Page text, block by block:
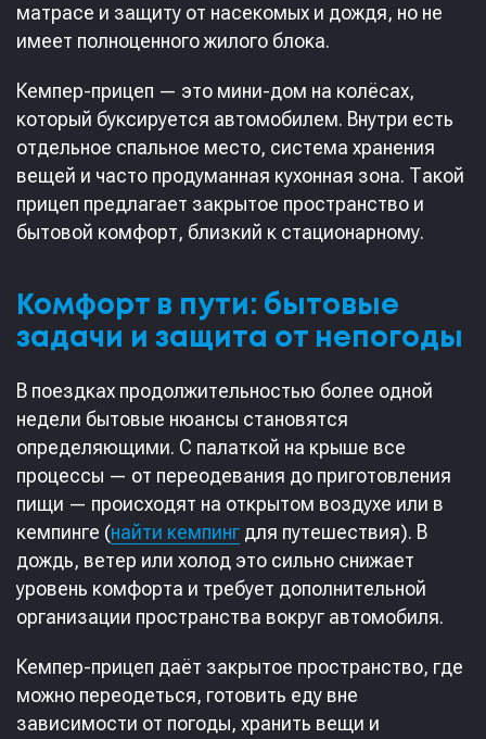
матрасе и защиту от насекомых и дождя, но не
имеет полноценного жилого блока.
Кемпер-прицеп — это мини-дом на колёсах,
который буксируется автомобилем. Внутри есть
отдельное спальное место, система хранения
вещей и часто продуманная кухонная зона. Такой
прицеп предлагает закрытое пространство и
бытовой комфорт, близкий к стационарному.
Комфорт в пути: бытовые
задачи и защита от непогоды
В поездках продолжительностью более одной
недели бытовые нюансы становятся
определяющими. С палаткой на крыше все
процессы — от переодевания до приготовления
пищи — происходят на открытом воздухе или в
кемпинге (найти кемпинг для путешествия). В
дождь, ветер или холод это сильно снижает
уровень комфорта и требует дополнительной
организации пространства вокруг автомобиля.
Кемпер-прицеп даёт закрытое пространство, где
можно переодеться, готовить еду вне
зависимости от погоды, хранить вещи и